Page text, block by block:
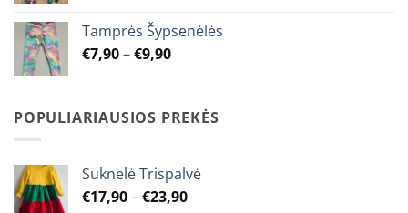
through
€9,90
Tamprės Šypsenėlės
€7,90–€9,90Price
through
€9,90
POPULIARIAUSIOS PREKĖS
Suknelė Trispalvė
€17,90–€23,90Price